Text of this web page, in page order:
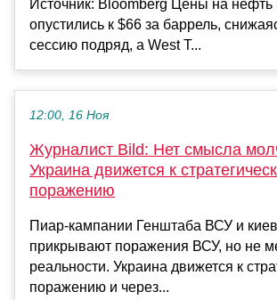
Источник: Bloomberg Цены на нефть
опустились к $66 за баррель,
сессию подряд, а West T...
12:00, 16 Ноя
Журналист Bild: Нет смысла
Украина движется к
поражению
Пиар-кампании Генштаба ВСУ и
прикрывают поражения ВСУ, но не
реальности. Украина движется к
поражению и через...